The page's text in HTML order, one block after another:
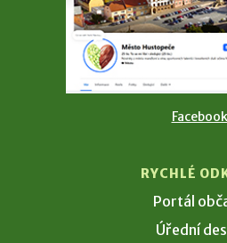
Facebook
RYCHLÉ
Portál
Úřední